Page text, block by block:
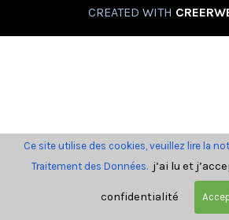
CREATED WITH
Ce site utilise des cookies, veuillez lire la
Traitement des Données. j’ai lu et
confidentialité